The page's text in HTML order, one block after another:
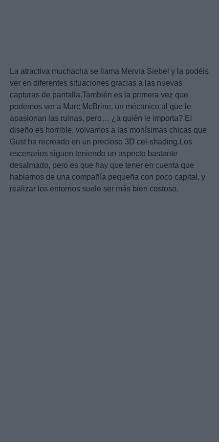
La atractiva muchacha se llama Mervia Siebel y la podéis
ver en diferentes situaciones gracias a las nuevas
capturas de pantalla.También es la primera vez que
podemos ver a Marc McBrine, un mécanico al que le
apasionan las ruinas, pero… ¿a quién le importa? El
diseño es horrible, volvamos a las monísimas chicas que
Gust ha recreado en un precioso 3D cel-shading.Los
escenarios siguen teniendo un aspecto bastante
desalmado, pero es que hay que tener en cuenta que
hablamos de una compañía pequeña con poco capital, y
realizar los entornos suele ser más bien costoso.